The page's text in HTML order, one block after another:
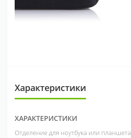
Характеристики
ХАРАКТЕРИСТИКИ
Отделение для ноутбука или планшета